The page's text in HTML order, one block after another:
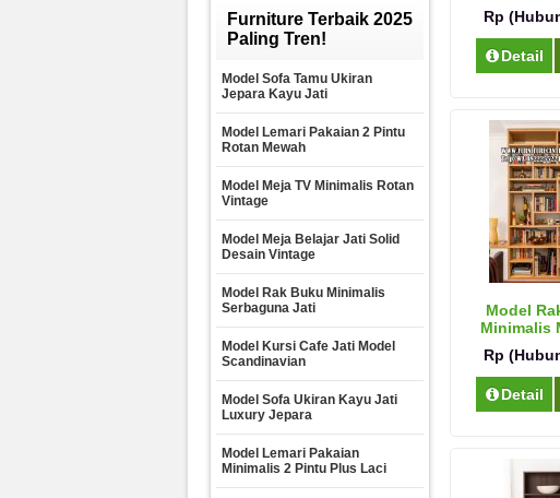
Rp
Detail
Model
Minimalis
Rp
Detail
Furniture Terbaik 2025
Paling Tren!
Model Sofa Tamu Ukiran
Jepara Kayu Jati
Model Lemari Pakaian 2 Pintu
Rotan Mewah
Model Meja TV Minimalis Rotan
Vintage
Model Meja Belajar Jati Solid
Desain Vintage
Model Rak Buku Minimalis
Serbaguna Jati
Model Kursi Cafe Jati Model
Scandinavian
Model Sofa Ukiran Kayu Jati
Luxury Jepara
Model Lemari Pakaian
Minimalis 2 Pintu Plus Laci